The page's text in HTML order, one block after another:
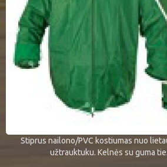
Stiprus nailono/PVC kostiumas nuo
užtrauktuku. Kelnės su guma